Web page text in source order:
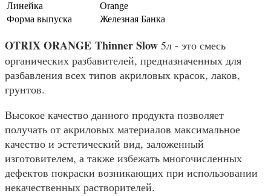
Линейка
Orange
Форма выпуска
Железная Банка
OTRIX ORANGE Thinner Slow 5л - это смесь
органических разбавителей, предназначенных для
разбавления всех типов акриловых красок, лаков,
грунтов.
Высокое качество данного продукта позволяет
получать от акриловых материалов максимальное
качество и эстетический вид, заложенный
изготовителем, а также избежать многочисленных
дефектов покраски возникающих при использовании
некачественных растворителей.